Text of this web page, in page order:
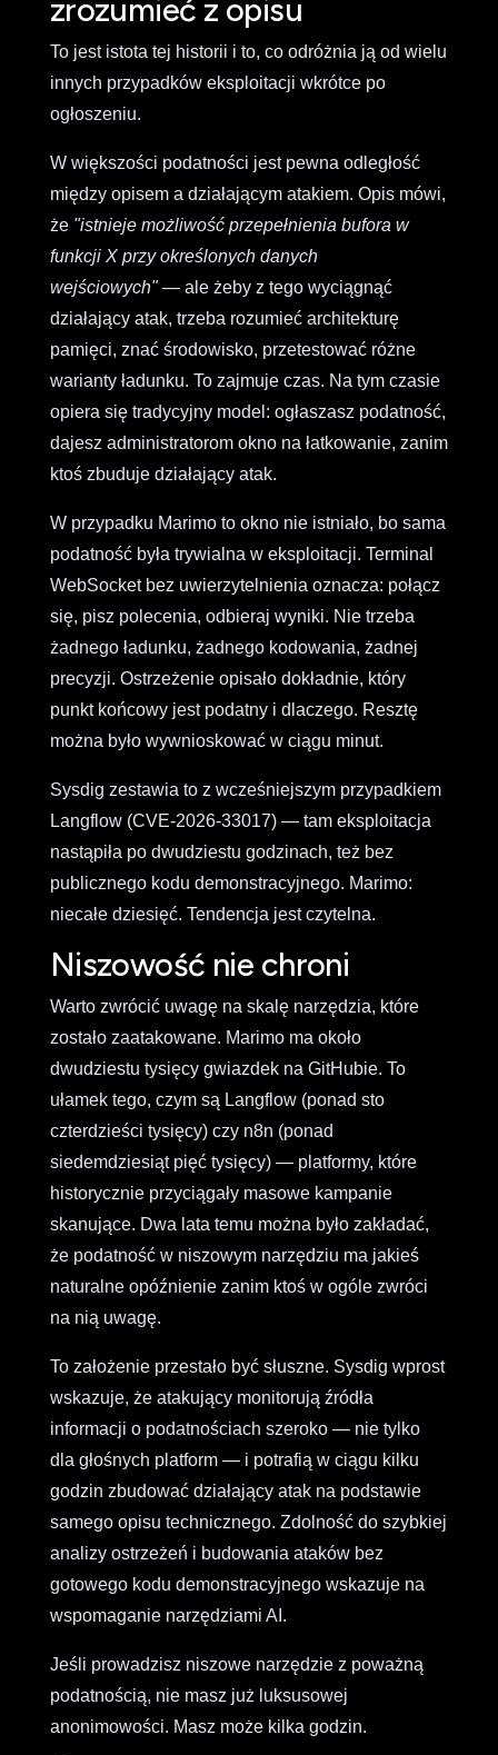
zrozumieć z opisu
To jest istota tej historii i to, co odróżnia ją od wielu
innych przypadków eksploitacji wkrótce po
ogłoszeniu.
W większości podatności jest pewna odległość
między opisem a działającym atakiem. Opis mówi,
że "istnieje możliwość przepełnienia bufora w
funkcji X przy określonych danych
wejściowych"— ale żeby z tego wyciągnąć
działający atak, trzeba rozumieć architekturę
pamięci, znać środowisko, przetestować różne
warianty ładunku. To zajmuje czas. Na tym czasie
opiera się tradycyjny model: ogłaszasz podatność,
dajesz administratorom okno na łatkowanie, zanim
ktoś zbuduje działający atak.
W przypadku Marimo to okno nie istniało, bo sama
podatność była trywialna w eksploitacji. Terminal
WebSocket bez uwierzytelnienia oznacza: połącz
się, pisz polecenia, odbieraj wyniki. Nie trzeba
żadnego ładunku, żadnego kodowania, żadnej
precyzji. Ostrzeżenie opisało dokładnie, który
punkt końcowy jest podatny i dlaczego. Resztę
można było wywnioskować w ciągu minut.
Sysdig zestawia to z wcześniejszym przypadkiem
Langflow (CVE-2026-33017) — tam eksploitacja
nastąpiła po dwudziestu godzinach, też bez
publicznego kodu demonstracyjnego. Marimo:
niecałe dziesięć. Tendencja jest czytelna.
Niszowość nie chroni
Warto zwrócić uwagę na skalę narzędzia, które
zostało zaatakowane. Marimo ma około
dwudziestu tysięcy gwiazdek na GitHubie. To
ułamek tego, czym są Langflow (ponad sto
czterdzieści tysięcy) czy n8n (ponad
siedemdziesiąt pięć tysięcy) — platformy, które
historycznie przyciągały masowe kampanie
skanujące. Dwa lata temu można było zakładać,
że podatność w niszowym narzędziu ma jakieś
naturalne opóźnienie zanim ktoś w ogóle zwróci
na nią uwagę.
To założenie przestało być słuszne. Sysdig wprost
wskazuje, że atakujący monitorują źródła
informacji o podatnościach szeroko — nie tylko
dla głośnych platform — i potrafią w ciągu kilku
godzin zbudować działający atak na podstawie
samego opisu technicznego. Zdolność do szybkiej
analizy ostrzeżeń i budowania ataków bez
gotowego kodu demonstracyjnego wskazuje na
wspomaganie narzędziami AI.
Jeśli prowadzisz niszowe narzędzie z poważną
podatnością, nie masz już luksusowej
anonimowości. Masz może kilka godzin.